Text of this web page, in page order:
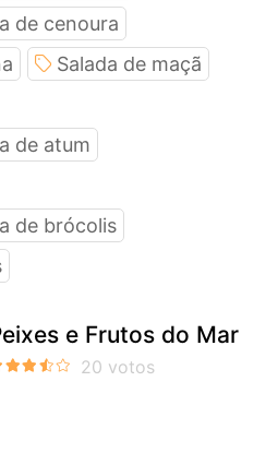
de cenoura
Salada de maçã
de atum
de brócolis
e Frutos do Mar